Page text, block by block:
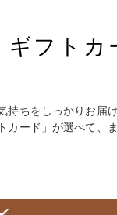
ギフトカ
持ちをしっかりお届
カード」が選べて、